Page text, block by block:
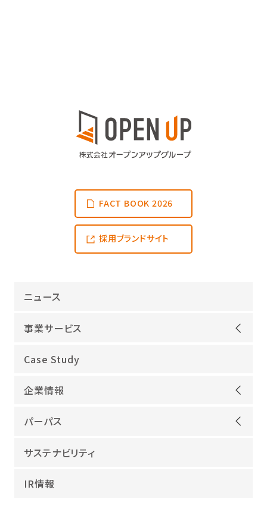
FACT BOOK 2026
採用ブランドサイト
ニュース
事業サービス
オープンアップグループが選ばれる理由
ITインフラ
IT開発
海外領域
教育・人材紹介
Case Study
企業情報
ごあいさつ
沿革
役員紹介
パーパス
当社グループのパーパス
幸せな仕事総合研究所
サステナビリティ
IR情報